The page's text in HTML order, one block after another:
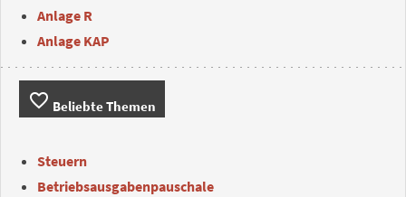
Anlage R
Anlage KAP
favorite_border Beliebte Themen
Steuern
Betriebsausgabenpauschale